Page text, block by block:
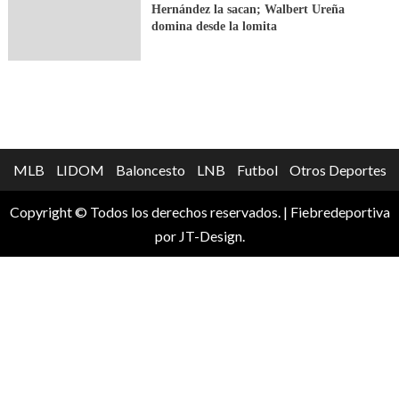
Hernández la sacan; Walbert Ureña
domina desde la lomita
MLB LIDOM Baloncesto LNB Futbol Otros Deportes
Copyright © Todos los derechos reservados. | Fiebredeportiva
por JT-Design.